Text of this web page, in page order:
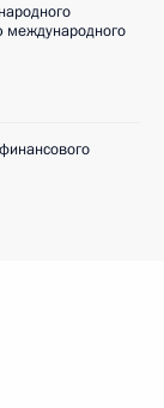
международного